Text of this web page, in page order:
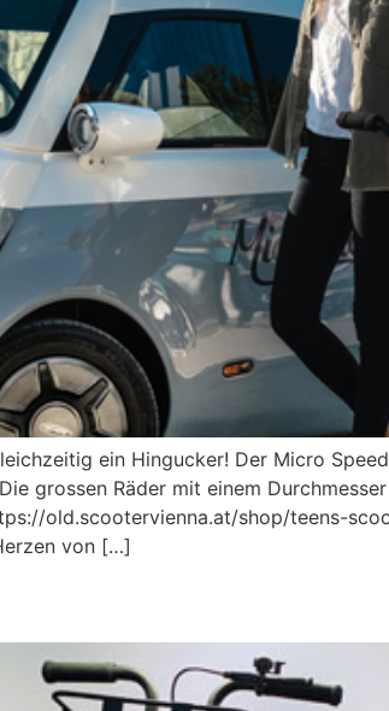
ein Hingucker! Der Micro
grossen Räder mit einem
old.scootervienna.at/shop/teens-
von […]